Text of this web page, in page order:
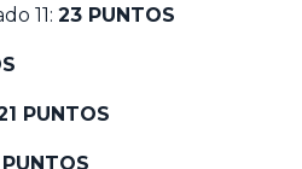
11: 23 PUNTOS
PUNTOS